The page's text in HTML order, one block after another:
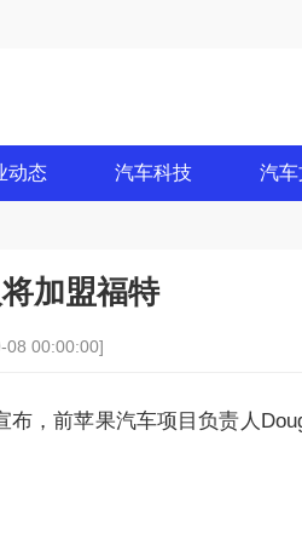
动态 汽车科技 汽
加盟福特
08 00:00:00]
，前苹果汽车项目负责人